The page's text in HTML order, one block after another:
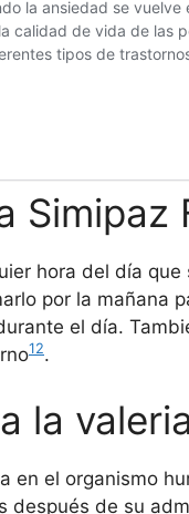
Simipaz
hora del día
por la mañana
el día.
12.
la
en el organismo
después de su